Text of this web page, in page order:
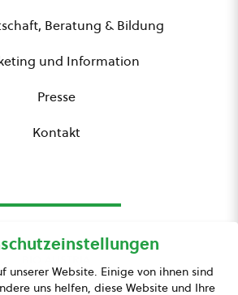
Beratung & Bildung
und Information
Presse
Kontakt
Presse
unserer Website. Einige von ihnen sind
uns helfen, diese Website und Ihre